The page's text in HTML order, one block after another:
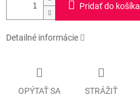
Pridať do košíka
Detailné informácie
OPÝTAŤ SA STRÁŽIŤ